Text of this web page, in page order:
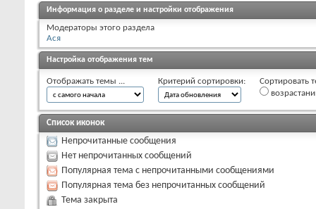
Информация о разделе и настройки отображения
Модераторы этого раздела
Ася
Настройка отображения тем
Отображать темы ... Критерий сортировки:
Сортировать
Список иконок
Непрочитанные сообщения
Нет непрочитанных сообщений
Популярная тема с непрочитанными сообщениями
Популярная тема без непрочитанных сообщений
Тема закрыта